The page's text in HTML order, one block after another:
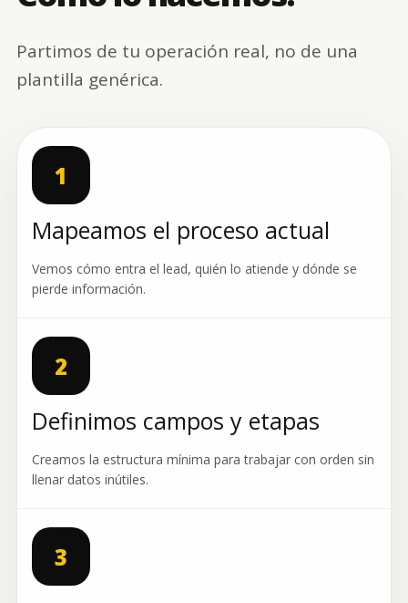
Partimos de tu operación real, no de una
plantilla genérica.
1
Mapeamos el proceso actual
Vemos cómo entra el lead, quién lo atiende y dónde se
pierde información.
2
Definimos campos y etapas
Creamos la estructura mínima para trabajar con orden sin
llenar datos inútiles.
3